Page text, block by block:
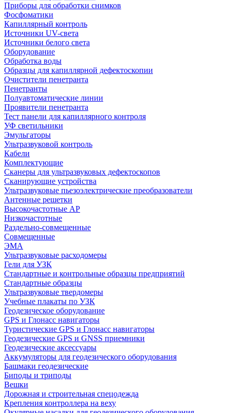
Приборы для обработки снимков
Фосфоматики
Капиллярный контроль
Источники UV-света
Источники белого света
Оборудование
Обработка воды
Образцы для капиллярной дефектоскопии
Очистители пенетранта
Пенетранты
Полуавтоматические линии
Проявители пенетранта
Тест панели для капиллярного контроля
УФ светильники
Эмульгаторы
Ультразвуковой контроль
Кабели
Комплектующие
Сканеры для ультразвуковых дефектоскопов
Сканирующие устройства
Ультразвуковые пьезоэлектрические преобразователи
Антенные решетки
Высокочастотные АР
Низкочастотные
Раздельно-совмещенные
Совмещенные
ЭМА
Ультразвуковые расходомеры
Гели для УЗК
Стандартные и контрольные образцы предприятий
Стандартные образцы
Ультразвуковые твердомеры
Учебные плакаты по УЗК
Геодезическое оборудование
GPS и Глонасс навигаторы
Туристические GPS и Глонасс навигаторы
Геодезические GPS и GNSS приемники
Геодезические аксессуары
Аккумуляторы для геодезического оборудования
Башмаки геодезические
Биподы и триподы
Вешки
Дорожная и строительная спецодежда
Крепления контроллера на веху